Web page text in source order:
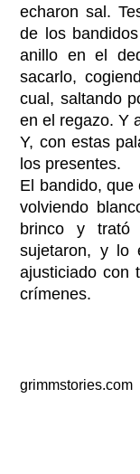
echaron sal.
de los
anillo en el
sacarlo,
cual, saltando
en el regazo. Y
Y, con estas
los presentes.
El bandido,
volviendo
brinco y trató
sujetaron, y lo
ajusticiado con
crímenes.
grimmstories.com